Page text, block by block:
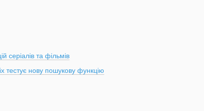
серіалів та фільмів
тестує нову пошукову функцію